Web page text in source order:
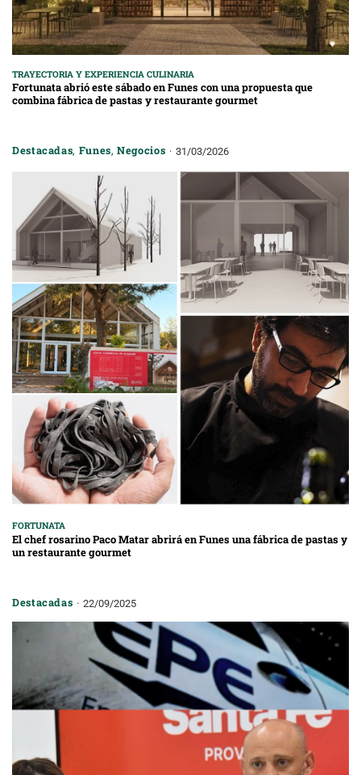
TRAYECTORIA Y EXPERIENCIA CULINARIA
Fortunata abrió este sábado en Funes con una propuesta que
combina fábrica de pastas y restaurante gourmet
Destacadas, Funes,Negocios 31/03/2026
FORTUNATA
El chef rosarino Paco Matar abrirá en Funes una fábrica de pastas y
un restaurante gourmet
Destacadas 22/09/2025